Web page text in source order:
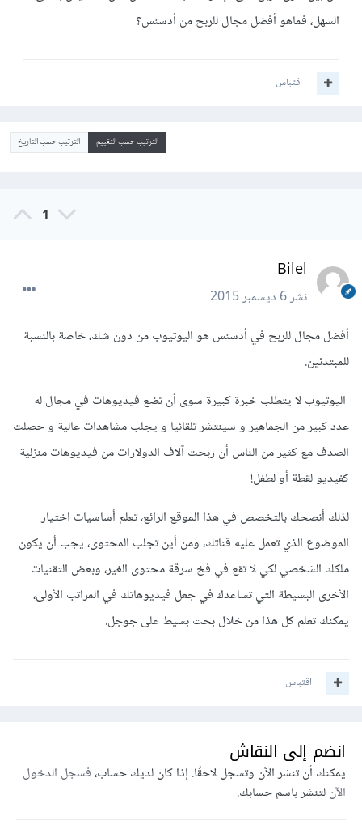
السهل، فماهو أفضل مجال للربح من أدسنس؟
اقتباس
الترتيب حسب التقييم الترتيب حسب التاريخ
1
Bilel
نشر6 ديسمبر 2015
أفضل مجال للربح في أدسنس هو اليوتيوب من دون شك، خاصة بالنسبة
للمبتدئين.
اليوتيوب لا يتطلب خبرة كبيرة سوى أن تضع فيديوهات في مجال له
عدد كبير من الجماهير و سينتشر تلقائيا و يجلب مشاهدات عالية و حصلت
الصدف مع كثير من الناس أن ربحت آلاف الدولارات من فيديوهات منزلية
كفيديو لقطة أو لطفل!
لذلك أنصحك بالتخصص في هذا الموقع الرائع، تعلم أساسيات اختيار
الموضوع الذي تعمل عليه قناتك، ومن أين تجلب المحتوى، يجب أن يكون
ملكك الشخصي لكي لا تقع في فخ سرقة محتوى الغير، وبعض التقنيات
الأخرى البسيطة التي تساعدك في جعل فيديوهاتك في المراتب الأولى،
يمكنك تعلم كل هذا من خلال بحث بسيط على جوجل.
اقتباس
انضم إلى النقاش
يمكنك أن تنشر الآن وتسجل لاحقًا. إذا كان لديك حساب،فسجل الدخول
الآنلتنشر باسم حسابك.